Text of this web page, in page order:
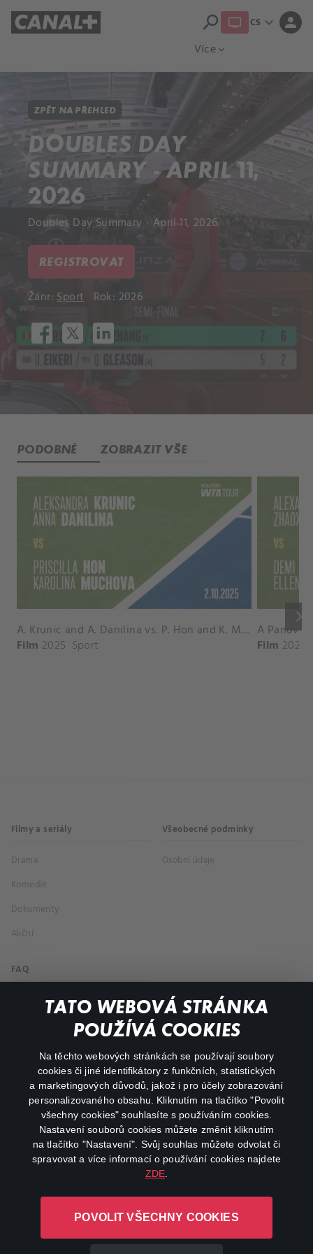
TATO WEBOVÁ STRÁNKA
POUŽÍVÁ COOKIES
Na těchto webových stránkách se používají soubory
cookies či jiné identifikátory z funkčních, statistických
a marketingových důvodů, jakož i pro účely zobrazování
personalizovaného obsahu. Kliknutím na tlačítko "Povolit
všechny cookies" souhlasíte s používáním cookies.
Nastavení souborů cookies můžete změnit kliknutím
na tlačítko "Nastavení". Svůj souhlas můžete odvolat či
spravovat a více informací o používání cookies najdete
ZDE
POVOLIT VŠECHNY COOKIES
Více expand_more
search CS expand_more person
ZPĚT NA PŘEHLED
DOUBLES DAY
SUMMARY - APRIL 11,
2026
Doubles Day Summary - April 11, 2026.
REGISTROVAT
Žánr:Sport Rok: 2026
PODOBNÉ ZOBRAZIT VŠE
keyboard_arrow_right
A. Krunic and A. Danilina vs. P. Hon and K. Muchova Match Highlights - BEIJING_Capital Group Diamond ( October 02, 2025)
Film 2025 Sport Film 2026
Filmy a seriály
Drama
Komedie
Dokumenty
Akční
Všeobecné podmínky
Osobní údaje
FAQ
Můj účet
Důležité odkazy
facebookinstagram
youtube
L-1246 Luxembourg R.C.S.